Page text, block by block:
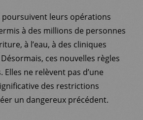
poursuivent leurs opérations
à des millions de personnes
à l’eau, à des cliniques
ces nouvelles règles
ne relèvent pas d’une
des restrictions
un dangereux précédent.